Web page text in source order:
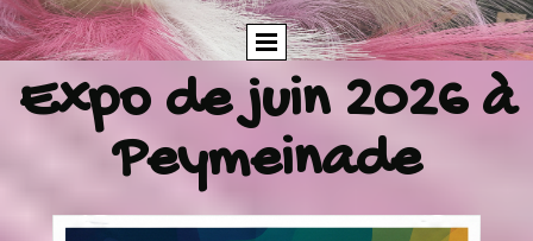
Expo de juin 2026 à
Peymeinade